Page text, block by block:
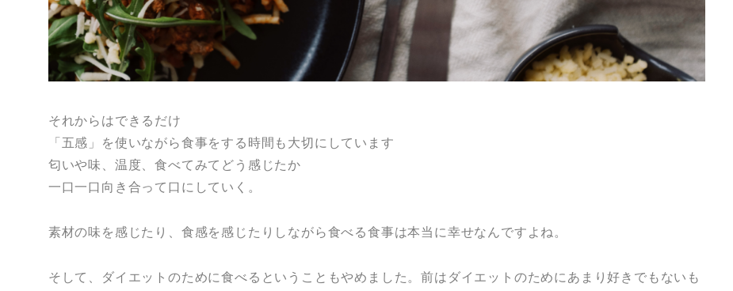
それからはできるだけ
「五感」を使いながら食事をする時間も大切にしています
匂いや味、温度、食べてみてどう感じたか
一口一口向き合って口にしていく。
素材の味を感じたり、食感を感じたりしながら食べる食事は本当に幸せなんですよね。
そして、ダイエットのために食べるということもやめました。前はダイエットのためにあまり好きでもないも